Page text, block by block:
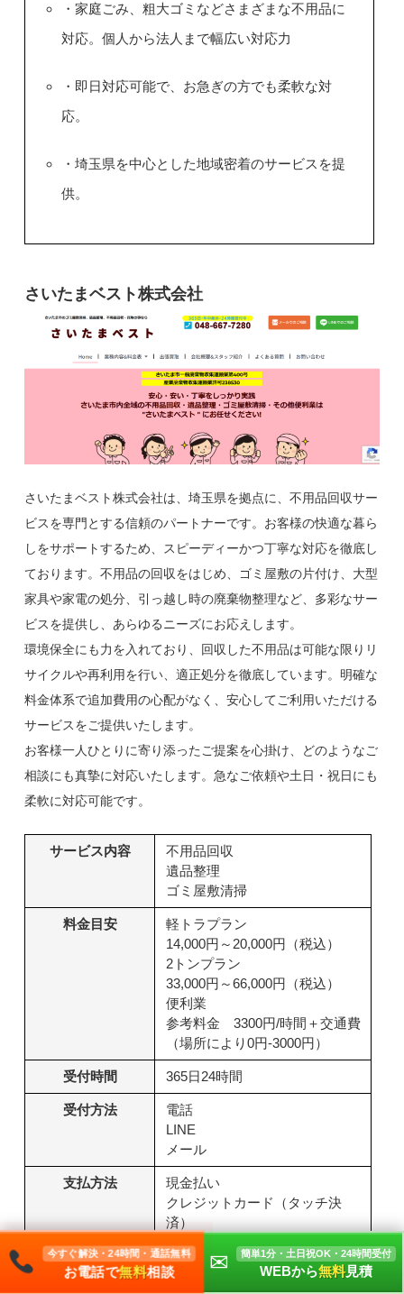
・家庭ごみ、粗大ゴミなどさまざまな不用品に
対応。個人から法人まで幅広い対応力
・即日対応可能で、お急ぎの方でも柔軟な対
応。
・埼玉県を中心とした地域密着のサービスを提
供。
さいたまベスト株式会社
さいたまベスト株式会社は、埼玉県を拠点に、不用品回収サー
ビスを専門とする信頼のパートナーです。お客様の快適な暮ら
しをサポートするため、スピーディーかつ丁寧な対応を徹底し
ております。不用品の回収をはじめ、ゴミ屋敷の片付け、大型
家具や家電の処分、引っ越し時の廃棄物整理など、多彩なサー
ビスを提供し、あらゆるニーズにお応えします。
環境保全にも力を入れており、回収した不用品は可能な限りリ
サイクルや再利用を行い、適正処分を徹底しています。明確な
料金体系で追加費用の心配がなく、安心してご利用いただける
サービスをご提供いたします。
お客様一人ひとりに寄り添ったご提案を心掛け、どのようなご
相談にも真摯に対応いたします。急なご依頼や土日・祝日にも
柔軟に対応可能です。
サービス内容
不用品回収
遺品整理
ゴミ屋敷清掃
料金目安
軽トラプラン
14,000円～20,000円（税込）
2トンプラン
33,000円～66,000円（税込）
便利業
参考料金 3300円/時間＋交通費
（場所により0円-3000円）
受付時間 365日24時間
受付方法
電話
LINE
メール
支払方法
現金払い
クレジットカード（タッチ決
済）
スマホ決済（電子マネー）
住所
〒331-0822 埼玉県さいたま市北
今すぐ解決・24時間・通話無料
お電話で無料相談 ✉ 簡単1分・土日祝OK・24時間受付
WEBから無料見積